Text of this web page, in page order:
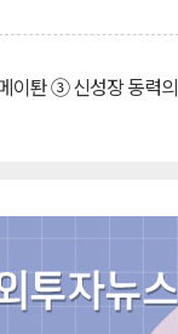
이퇀 ③ 신성장 동력의